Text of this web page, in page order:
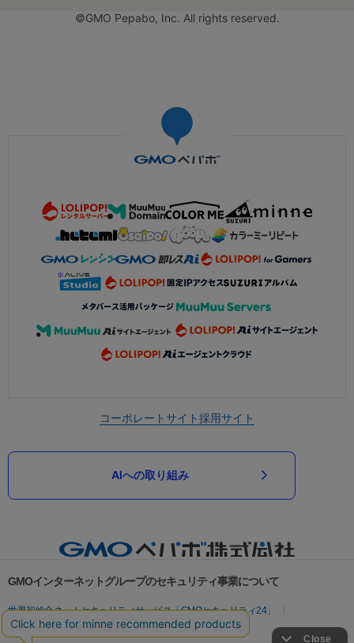
©GMO Pepabo, Inc. All rights reserved.
コーポレートサイト採用サイト
AIへの取り組み
GMOインターネットグループのセキュリティ事業について
世界初総合ネットセキュリティサービス「GMOセキュリティ24」
パスワード漏洩診断
Webサイトリスク診断